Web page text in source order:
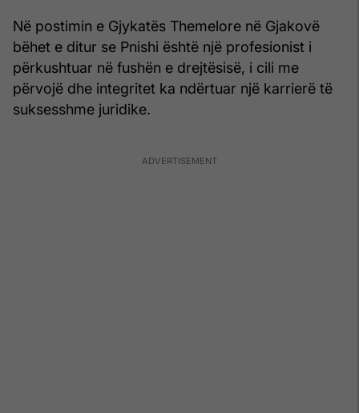
Në postimin e Gjykatës Themelore në Gjakovë
bëhet e ditur se Pnishi është një profesionist i
përkushtuar në fushën e drejtësisë, i cili me
përvojë dhe integritet ka ndërtuar një karrierë të
suksesshme juridike.